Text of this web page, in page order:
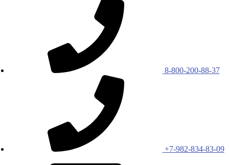
8-800-200-88-37
+7-982-834-83-09